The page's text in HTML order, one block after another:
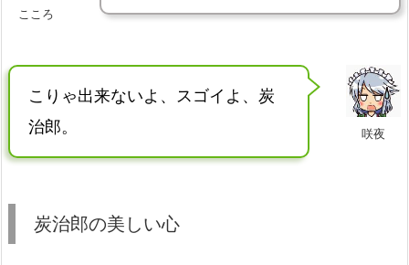
こころ
咲夜
こりゃ出来ないよ、スゴイよ、炭
治郎。
炭治郎の美しい心